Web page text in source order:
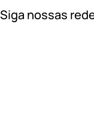
Siga nossas